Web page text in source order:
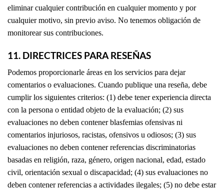
eliminar cualquier contribución en cualquier momento y por
cualquier motivo, sin previo aviso. No tenemos obligación de
monitorear sus contribuciones.
11. DIRECTRICES PARA RESEÑAS
Podemos proporcionarle áreas en los servicios para dejar
comentarios o evaluaciones. Cuando publique una reseña, debe
cumplir los siguientes criterios: (1) debe tener experiencia directa
con la persona o entidad objeto de la evaluación; (2) sus
evaluaciones no deben contener blasfemias ofensivas ni
comentarios injuriosos, racistas, ofensivos u odiosos; (3) sus
evaluaciones no deben contener referencias discriminatorias
basadas en religión, raza, género, origen nacional, edad, estado
civil, orientación sexual o discapacidad; (4) sus evaluaciones no
deben contener referencias a actividades ilegales; (5) no debe estar